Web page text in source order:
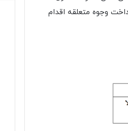
وجوه متعلقه اقدام